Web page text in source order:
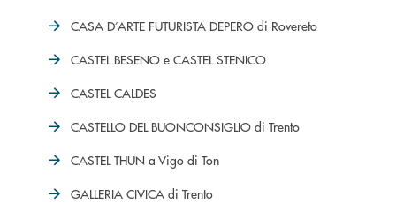
CASA D’ARTE FUTURISTA DEPERO di Rovereto
CASTEL BESENO e CASTEL STENICO
CASTEL CALDES
CASTELLO DEL BUONCONSIGLIO di Trento
CASTEL THUN a Vigo di Ton
GALLERIA CIVICA di Trento